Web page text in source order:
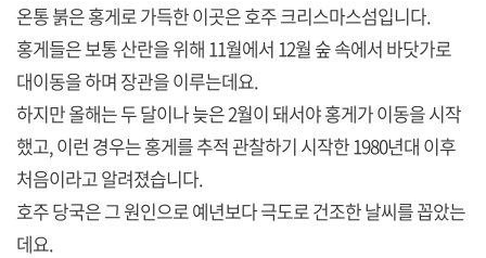
온통 붉은 홍게로 가득한 이곳은 호주 크리스마스섬입니다.
홍게들은 보통 산란을 위해 11월에서 12월 숲 속에서 바닷가로
대이동을 하며 장관을 이루는데요.
하지만 올해는 두 달이나 늦은 2월이 돼서야 홍게가 이동을 시작
했고, 이런 경우는 홍게를 추적 관찰하기 시작한 1980년대 이후
처음이라고 알려졌습니다.
호주 당국은 그 원인으로 예년보다 극도로 건조한 날씨를 꼽았는
데요.